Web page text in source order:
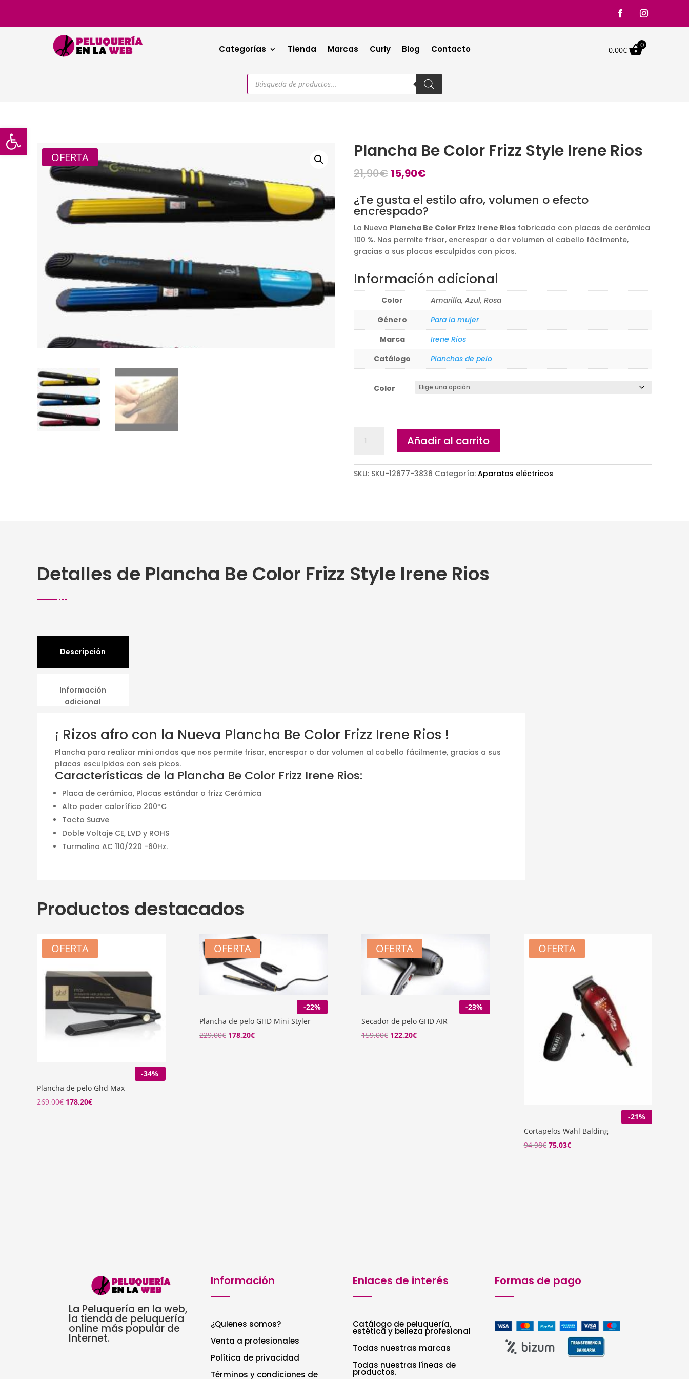
Categorías Tienda Marcas Curly Blog Contacto 0,00€
0
Búsqueda
productos
OFERTA Plancha Be Color Frizz Style Irene Rios
21,90€ El
original
era:
21,90€.
15,90€El
actual
es:
¿Te gusta el estilo afro, volumen o efecto
encrespado?
La Nueva Plancha Be Color Frizz Irene Rios fabricada con placas de cerámica
100 %. Nos permite frisar, encrespar o dar volumen al cabello fácilmente,
gracias a sus placas esculpidas con picos.
Información adicional
Color
Amarilla, Azul, Rosa
Género
Para la mujer
Marca
Irene Rios
Catálogo
Planchas de pelo
Color
Frizz
Style
Añadir al carrito
SKU: SKU-12677-3836 Categoría: Aparatos eléctricos
Detalles de Plancha Be Color Frizz Style Irene Rios
Descripción
Información
adicional
¡ Rizos afro con la Nueva Plancha Be Color Frizz Irene Rios !
Plancha para realizar mini ondas que nos permite frisar, encrespar o dar volumen al cabello fácilmente, gracias a sus
placas esculpidas con seis picos.
Características de la Plancha Be Color Frizz Irene Rios:
Placa de cerámica, Placas estándar o frizz Cerámica
Alto poder calorífico 200ºC
Tacto Suave
Doble Voltaje CE, LVD y ROHS
Turmalina AC 110/220 -60Hz.
Productos destacados
OFERTA
-34%
Plancha de pelo Ghd Max
269,00€ El
178,20€El
OFERTA
-22%
Plancha de pelo GHD Mini Styler
229,00€ El
178,20€El
OFERTA
-23%
Secador de pelo GHD AIR
159,00€ El
122,20€El
OFERTA
-21%
Cortapelos Wahl Balding
94,98€ 75,03€
La Peluquería en la web,
la tienda de peluquería
online más popular de
Internet.
Información
¿Quienes somos?
Venta a profesionales
Política de privacidad
Términos y condiciones de
Enlaces de interés
Catálogo de peluquería,
estética y belleza profesional
Todas nuestras marcas
Todas nuestras líneas de
productos.
Formas de pago
Abrir barra de herramientas